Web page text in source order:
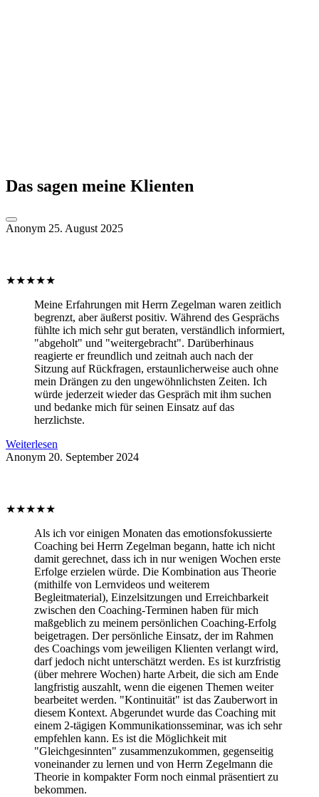
Das sagen meine Klienten
Anonym 25. August 2025
★★★★★
Meine Erfahrungen mit Herrn Zegelman waren zeitlich
begrenzt, aber äußerst positiv. Während des Gesprächs
fühlte ich mich sehr gut beraten, verständlich informiert,
"abgeholt" und "weitergebracht". Darüberhinaus
reagierte er freundlich und zeitnah auch nach der
Sitzung auf Rückfragen, erstaunlicherweise auch ohne
mein Drängen zu den ungewöhnlichsten Zeiten. Ich
würde jederzeit wieder das Gespräch mit ihm suchen
und bedanke mich für seinen Einsatz auf das
herzlichste.
Weiterlesen
Anonym 20. September 2024
★★★★★
Als ich vor einigen Monaten das emotionsfokussierte
Coaching bei Herrn Zegelman begann, hatte ich nicht
damit gerechnet, dass ich in nur wenigen Wochen erste
Erfolge erzielen würde. Die Kombination aus Theorie
(mithilfe von Lernvideos und weiterem
Begleitmaterial), Einzelsitzungen und Erreichbarkeit
zwischen den Coaching-Terminen haben für mich
maßgeblich zu meinem persönlichen Coaching-Erfolg
beigetragen. Der persönliche Einsatz, der im Rahmen
des Coachings vom jeweiligen Klienten verlangt wird,
darf jedoch nicht unterschätzt werden. Es ist kurzfristig
(über mehrere Wochen) harte Arbeit, die sich am Ende
langfristig auszahlt, wenn die eigenen Themen weiter
bearbeitet werden. "Kontinuität" ist das Zauberwort in
diesem Kontext. Abgerundet wurde das Coaching mit
einem 2-tägigen Kommunikationsseminar, was ich sehr
empfehlen kann. Es ist die Möglichkeit mit
"Gleichgesinnten" zusammenzukommen, gegenseitig
voneinander zu lernen und von Herrn Zegelmann die
Theorie in kompakter Form noch einmal präsentiert zu
bekommen.